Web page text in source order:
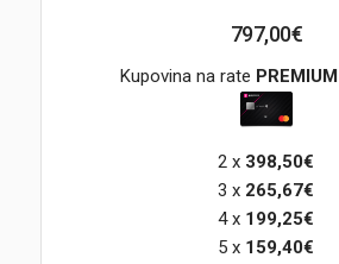
POKLON VAUČER
797,00€
Kupovina na rate PREMIUM
2 x 398,50€
3 x 265,67€
4 x 199,25€
5 x 159,40€